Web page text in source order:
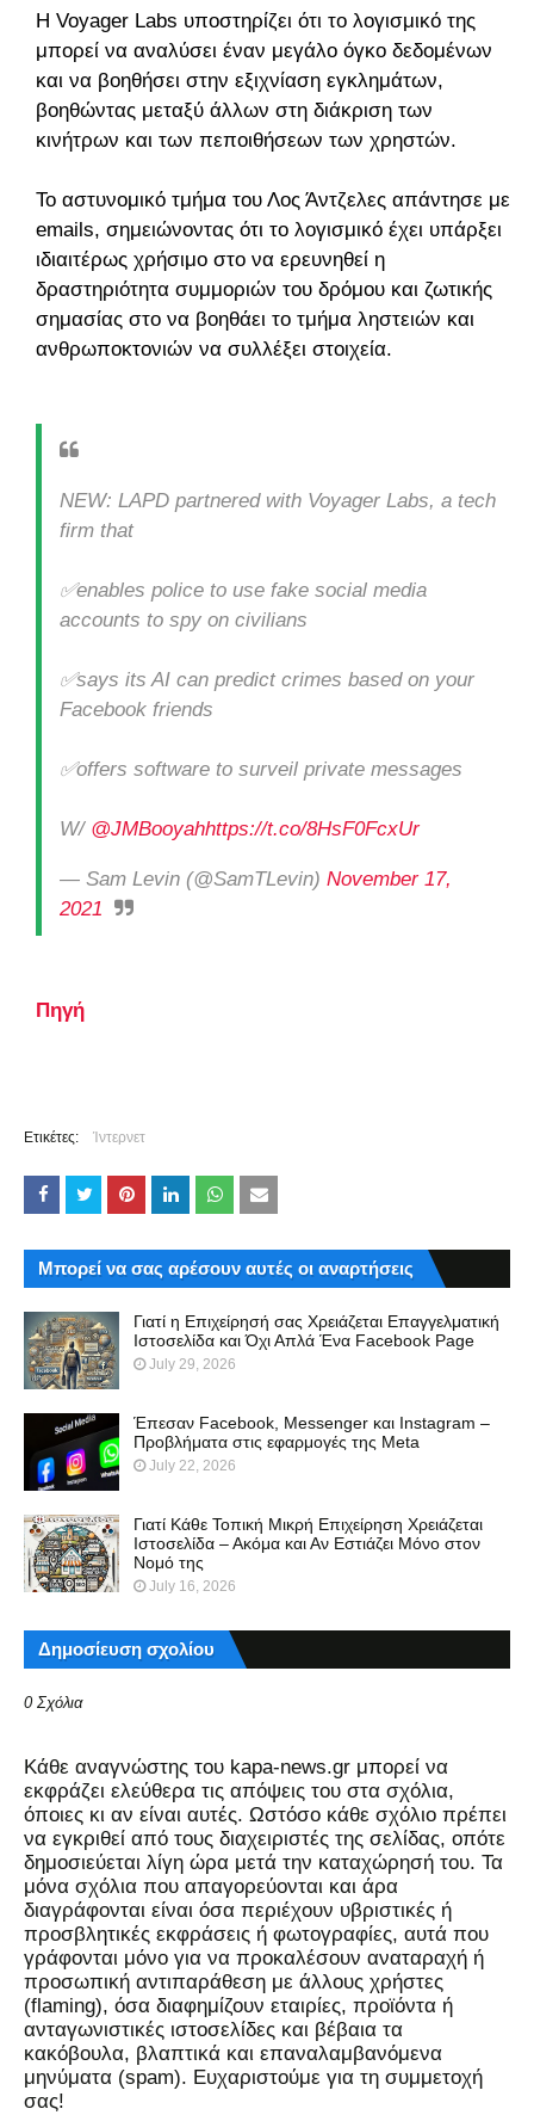
Η Voyager Labs υποστηρίζει ότι το λογισμικό της
μπορεί να αναλύσει έναν μεγάλο όγκο δεδομένων
και να βοηθήσει στην εξιχνίαση εγκλημάτων,
βοηθώντας μεταξύ άλλων στη διάκριση των
κινήτρων και των πεποιθήσεων των χρηστών.
Το αστυνομικό τμήμα του Λος Άντζελες απάντησε με
emails, σημειώνοντας ότι το λογισμικό έχει υπάρξει
ιδιαιτέρως χρήσιμο στο να ερευνηθεί η
δραστηριότητα συμμοριών του δρόμου και ζωτικής
σημασίας στο να βοηθάει το τμήμα ληστειών και
ανθρωποκτονιών να συλλέξει στοιχεία.
NEW: LAPD partnered with Voyager Labs, a tech
firm that
✅enables police to use fake social media
accounts to spy on civilians
✅says its AI can predict crimes based on your
Facebook friends
✅offers software to surveil private messages
W/ @JMBooyahhttps://t.co/8HsF0FcxUr
— Sam Levin (@SamTLevin) November 17,
2021
Πηγή
Ετικέτες: Ίντερνετ
Μπορεί να σας αρέσουν αυτές οι αναρτήσεις
Γιατί η Επιχείρησή σας Χρειάζεται Επαγγελματική
Ιστοσελίδα και Όχι Απλά Ένα Facebook Page
July 29, 2026
Έπεσαν Facebook, Messenger και Instagram –
Προβλήματα στις εφαρμογές της Meta
July 22, 2026
Γιατί Κάθε Τοπική Μικρή Επιχείρηση Χρειάζεται
Ιστοσελίδα – Ακόμα και Αν Εστιάζει Μόνο στον
Νομό της
July 16, 2026
Δημοσίευση σχολίου
0 Σχόλια
Kάθε αναγνώστης του kapa-news.gr μπορεί να
εκφράζει ελεύθερα τις απόψεις του στα σχόλια,
όποιες κι αν είναι αυτές. Ωστόσο κάθε σχόλιο πρέπει
να εγκριθεί από τους διαχειριστές της σελίδας, οπότε
δημοσιεύεται λίγη ώρα μετά την καταχώρησή του. Τα
μόνα σχόλια που απαγορεύονται και άρα
διαγράφονται είναι όσα περιέχουν υβριστικές ή
προσβλητικές εκφράσεις ή φωτογραφίες, αυτά που
γράφονται μόνο για να προκαλέσουν αναταραχή ή
προσωπική αντιπαράθεση με άλλους χρήστες
(flaming), όσα διαφημίζουν εταιρίες, προϊόντα ή
ανταγωνιστικές ιστοσελίδες και βέβαια τα
κακόβουλα, βλαπτικά και επαναλαμβανόμενα
μηνύματα (spam). Ευχαριστούμε για τη συμμετοχή
σας!